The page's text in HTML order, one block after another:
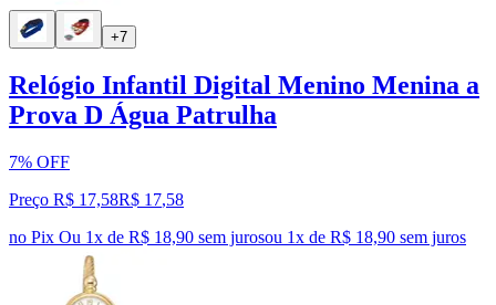
+7
Relógio Infantil Digital Menino Menina a
Prova D Água Patrulha
7% OFF
Preço R$ 17,58R$ 17,58
no Pix Ou 1x de R$ 18,90 sem jurosou 1x de R$ 18,90 sem juros